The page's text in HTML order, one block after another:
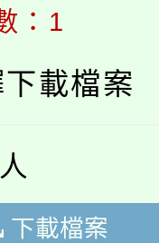
：1
載檔案
下載檔案